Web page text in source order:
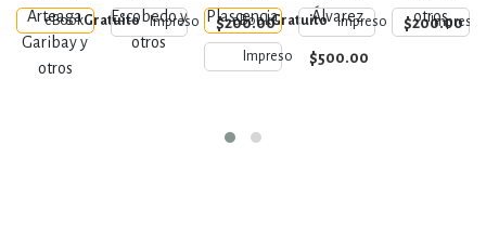
Arteaga
Garibay y
otros
eBookGratuitoEscobedo y
otros
Impreso $200.00
Plascencia
eBookGratuito
Impreso $500.00
ÁlvarezImpreso $200.00
otrosImpreso